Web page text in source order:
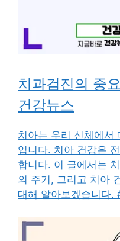
치과검진의 중
건강뉴스
치아는 우리 신체에서
입니다. 치아 건강은
합니다. 이 글에서는
의 주기, 그리고 치아
대해 알아보겠습니다.